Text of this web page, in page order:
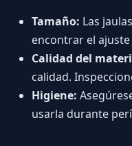
Tamaño: Las
encontrar el
Calidad del
calidad.
Higiene:
usarla durante